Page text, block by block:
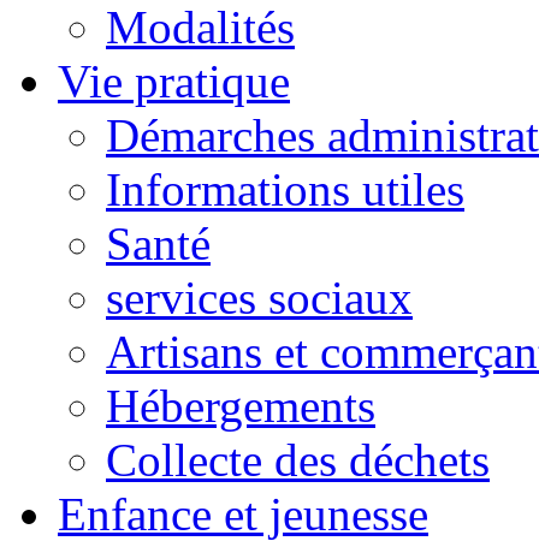
Modalités
Vie pratique
Démarches
Informations utiles
Santé
services sociaux
Artisans et
Hébergements
Collecte des déchets
Enfance et jeunesse